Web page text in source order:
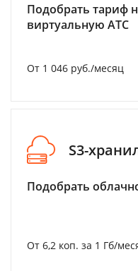
Подобрать тариф
виртуальную АТС
От 1 046 руб./месяц
S3-
Подобрать
От 6,2 коп. за 1 Гб/